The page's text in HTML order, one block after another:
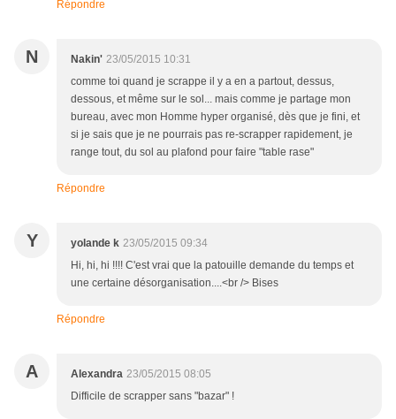
Répondre
N Nakin' 23/05/2015 10:31
comme toi quand je scrappe il y a en a partout, dessus,
dessous, et même sur le sol... mais comme je partage mon
bureau, avec mon Homme hyper organisé, dès que je fini, et
si je sais que je ne pourrais pas re-scrapper rapidement, je
range tout, du sol au plafond pour faire "table rase"
Répondre
Y yolande k 23/05/2015 09:34
Hi, hi, hi !!!! C'est vrai que la patouille demande du temps et
une certaine désorganisation....<br /> Bises
Répondre
A Alexandra 23/05/2015 08:05
Difficile de scrapper sans "bazar" !